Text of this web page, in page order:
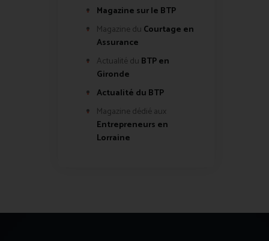
Magazine sur le BTP
Magazine du Courtage en
Assurance
Actualité du BTP en
Gironde
Actualité du BTP
Magazine dédié aux
Entrepreneurs en
Lorraine